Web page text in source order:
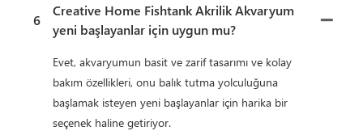
6
Creative Home Fishtank Akrilik Akvaryum
yeni başlayanlar için uygun mu?
Evet, akvaryumun basit ve zarif tasarımı ve kolay
bakım özellikleri, onu balık tutma yolculuğuna
başlamak isteyen yeni başlayanlar için harika bir
seçenek haline getiriyor.